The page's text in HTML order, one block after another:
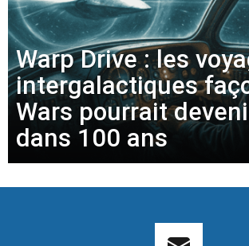
Warp Drive : les
intergalactiques
Wars pourrait
dans 100 ans